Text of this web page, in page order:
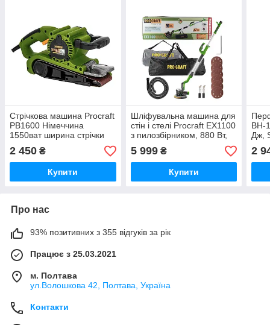
Стрічкова машина Procraft
PB1600 Німеччина
1550ват ширина стрічки
76 мм
2 450 ₴
Купити
Шліфувальна машина для
стін і стелі Procraft ЕХ1100
з пилозбірником, 880 Вт,
225 мм Німеччина
5 999₴
Купити
BH-
Дж,
2
Про нас
93% позитивних з 355 відгуків за рік
Працює з 25.03.2021
м. Полтава
ул.Волошкова 42, Полтава, Україна
Контакти